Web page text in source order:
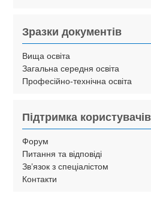
Зразки документів
Вища освіта
Загальна середня освіта
Професійно-технічна освіта
Підтримка користувачів
Форум
Питання та відповіді
Зв’язок з спеціалістом
Контакти